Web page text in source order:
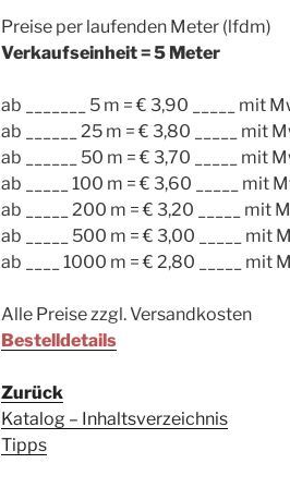
Preise per laufenden Meter (lfdm)
Verkaufseinheit = 5 Meter
ab _______ 5 m = € 3,90 _____ mit
ab ______ 25 m = € 3,80 _____ mit
ab ______ 50 m = € 3,70 _____ mit
ab _____ 100 m = € 3,60 _____ mit
ab _____ 200 m = € 3,20 _____ mit
ab _____ 500 m = € 3,00 _____ mit
ab ____ 1000 m = € 2,80 _____ mit
Alle Preise zzgl. Versandkosten
Bestelldetails
Zurück
Katalog – Inhaltsverzeichnis
Tipps